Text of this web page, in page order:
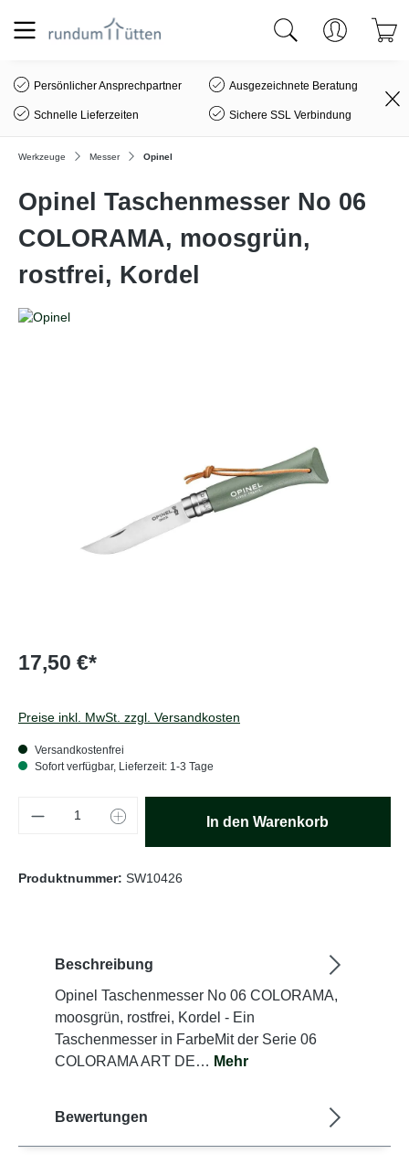
springen
Persönlicher Ansprechpartner Ausgezeichnete Beratung
Schnelle Lieferzeiten Sichere SSL Verbindung
Werkzeuge Messer Opinel
Opinel Taschenmesser No 06
COLORAMA, moosgrün,
rostfrei, Kordel
17,50 €*
Preise inkl. MwSt. zzgl. Versandkosten
Versandkostenfrei
Sofort verfügbar, Lieferzeit: 1-3 Tage
Produkt Anzahl: Gib den gewünschten
In den Warenkorb
Produktnummer: SW10426
Beschreibung
Opinel Taschenmesser No 06 COLORAMA,
moosgrün, rostfrei, Kordel - Ein
Taschenmesser in FarbeMit der Serie 06
COLORAMA ART DE… Mehr
Bewertungen